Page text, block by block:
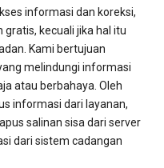
informasi dan koreksi,
kecuali jika hal itu
Kami bertujuan
melindungi informasi
atau berbahaya. Oleh
informasi dari layanan,
salinan sisa dari server
dari sistem cadangan